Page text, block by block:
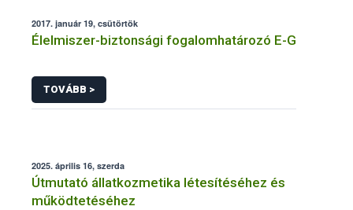
2017. január 19, csütörtök
Élelmiszer-biztonsági fogalomhatározó E-G
TOVÁBB >
2025. április 16, szerda
Útmutató állatkozmetika létesítéséhez és
működtetéséhez